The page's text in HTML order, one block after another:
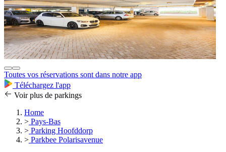
Toutes vos réservations sont dans notre app
Téléchargez l'app
Voir plus de parkings
Home
> Pays-Bas
> Parking Hoofddorp
> Parkbee Polarisavenue